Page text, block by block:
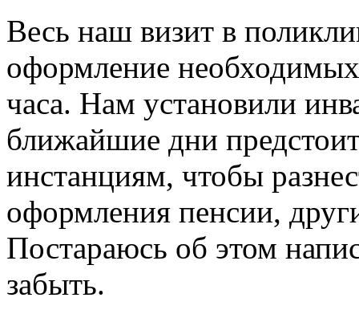
Весь наш визит в
оформление
часа. Нам установили
ближайшие дни
инстанциям, чтобы
оформления пенсии,
Постараюсь об этом
забыть.